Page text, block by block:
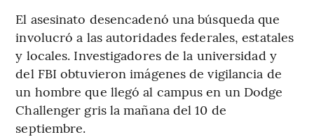
El asesinato desencadenó una búsqueda que
involucró a las autoridades federales, estatales
y locales. Investigadores de la universidad y
del FBI obtuvieron imágenes de vigilancia de
un hombre que llegó al campus en un Dodge
Challenger gris la mañana del 10 de
septiembre.